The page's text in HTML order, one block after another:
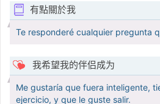
有點關於我
Te responderé cualquier pregunta
我希望我的伴侣成为
Me gustaría que fuera inteligente,
ejercicio, y que le guste salir.